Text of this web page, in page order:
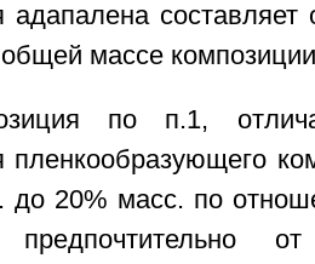
адапалена
массе
по п.1,
пленкообразующего
до 20% масс. по